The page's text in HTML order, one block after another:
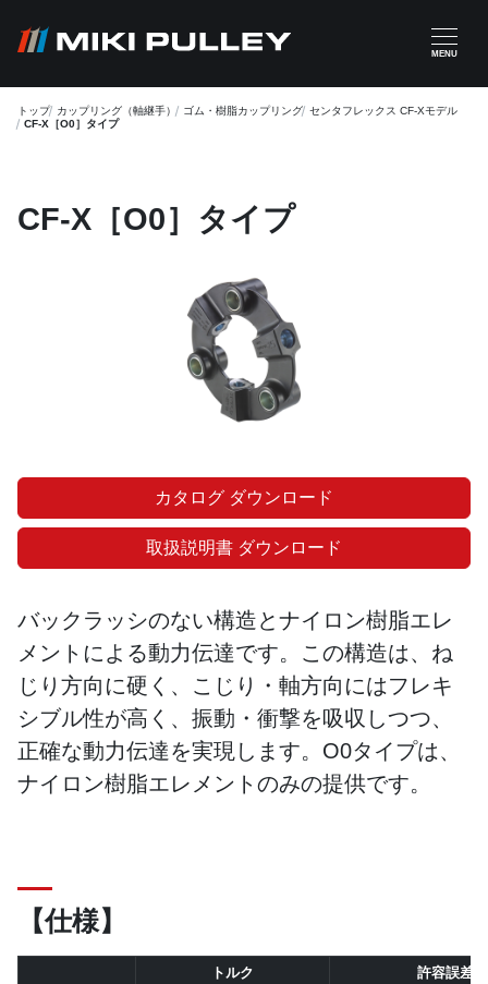
MENU
トップ カップリング（軸継手） ゴム・樹脂カップリング センタフレックス CF-Xモデル
CF-X［O0］タイプ
CF-X［O0］タイプ
カタログ ダウンロード
取扱説明書 ダウンロード
バックラッシのない構造とナイロン樹脂エレ
メントによる動力伝達です。この構造は、ね
じり方向に硬く、こじり・軸方向にはフレキ
シブル性が高く、振動・衝撃を吸収しつつ、
正確な動力伝達を実現します。O0タイプは、
ナイロン樹脂エレメントのみの提供です。
【仕様】
トルク 許容誤差